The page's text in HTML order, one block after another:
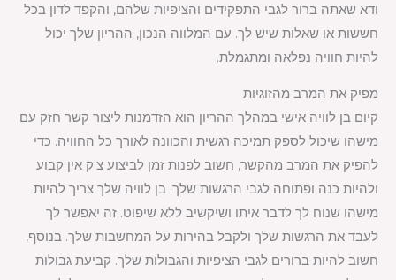
ודא שאתה ברור לגבי התפקידים והציפיות שלהם, והקפד לדון בכל
חששות או שאלות שיש לך. עם המלווה הנכון, ההריון שלך יכול
להיות חוויה נפלאה ומתגמלת.
מפיק את המרב מהזוגיות
קיום בן לוויה אישי במהלך ההריון הוא הזדמנות ליצור קשר חזק עם
מישהו שיכול לספק תמיכה רגשית והכוונה לאורך כל החוויה. כדי
להפיק את המרב מהקשר, חשוב לפנות זמן לביצוע צ'ק אין קבוע
ולהיות כנה ופתוחה לגבי הרגשות שלך. בן לוויה שלך צריך להיות
מישהו שנוח לך לדבר איתו ושיקשיב ללא שיפוט. זה יאפשר לך
לעבד את הרגשות שלך ולקבל בהירות על המחשבות שלך. בנוסף,
חשוב להיות ברורים לגבי הציפיות והגבולות שלך. קביעת גבולות